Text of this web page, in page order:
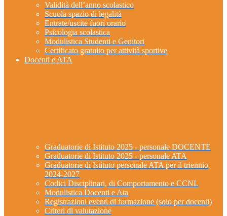
Validità dell’anno scolastico
Scuola spazio di legalità
Entrate/uscite fuori orario
Psicologia scolastica
Modulistica Studenti e Genitori
Certificato gratuito per attività sportive
Docenti e ATA
Graduatorie di Istituto 2025 - personale DOCENTE
Graduatorie di Istituto 2025 - personale ATA
Graduatorie di Istituto personale ATA per il triennio
2024-2027
Codici Disciplinari, di Comportamento e CCNL
Modulistica Docenti e Ata
Registrazioni eventi di formazione (solo per docenti)
Criteri di valutazione